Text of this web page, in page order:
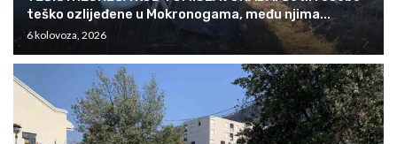
teško ozlijeđene u Mokronogama, među njima...
6 kolovoza, 2026